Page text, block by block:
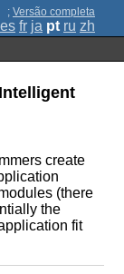
; Versão completa
es fr ja pt ru zh
create
(there
the
fit